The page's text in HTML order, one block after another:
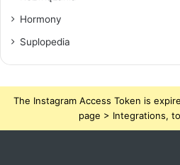
Hormony
Suplopedia
The Instagram Access Token is
page > Integrations,